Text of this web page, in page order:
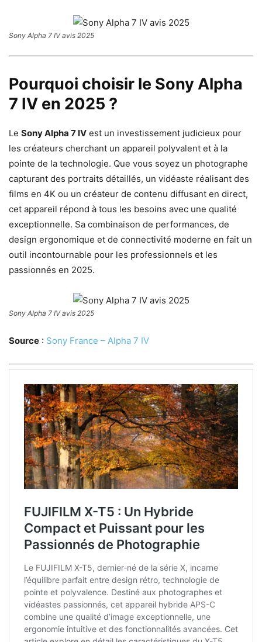
Sony Alpha 7 IV avis 2025
Pourquoi choisir le Sony Alpha
7 IV en 2025 ?
Le Sony Alpha 7 IV est un investissement judicieux pour
les créateurs cherchant un appareil polyvalent et à la
pointe de la technologie. Que vous soyez un photographe
capturant des portraits détaillés, un vidéaste réalisant des
films en 4K ou un créateur de contenu diffusant en direct,
cet appareil répond à tous les besoins avec une qualité
exceptionnelle. Sa combinaison de performances, de
design ergonomique et de connectivité moderne en fait un
outil incontournable pour les professionnels et les
passionnés en 2025.
Sony Alpha 7 IV avis 2025
Source : Sony France – Alpha 7 IV